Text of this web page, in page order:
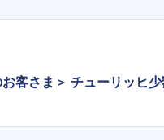
お客さま＞ チューリッヒ